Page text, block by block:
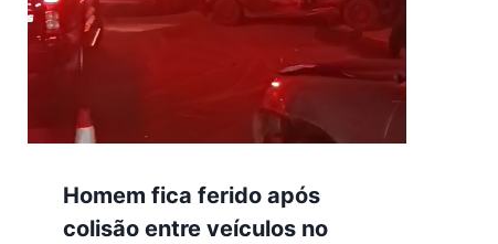
Homem fica ferido após
colisão entre veículos no